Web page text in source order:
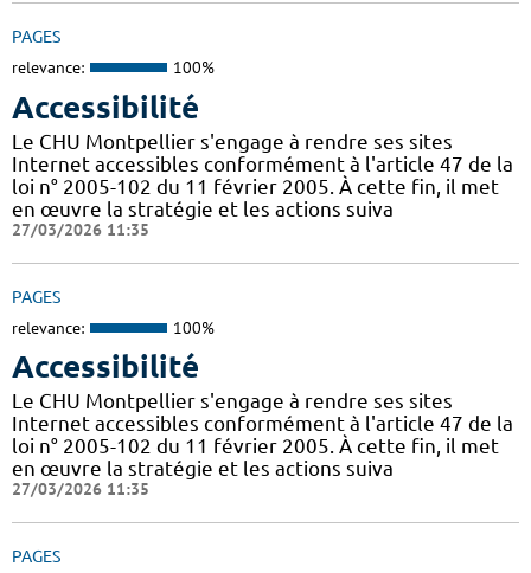
PAGES
relevance: 100%
Accessibilité
Le CHU Montpellier s'engage à rendre ses sites
Internet accessibles conformément à l'article 47 de la
loi n° 2005-102 du 11 février 2005. À cette fin, il met
en œuvre la stratégie et les actions suiva
27/03/2026 11:35
PAGES
relevance: 100%
Accessibilité
Le CHU Montpellier s'engage à rendre ses sites
Internet accessibles conformément à l'article 47 de la
loi n° 2005-102 du 11 février 2005. À cette fin, il met
en œuvre la stratégie et les actions suiva
27/03/2026 11:35
PAGES